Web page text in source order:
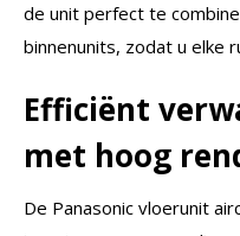
de unit perfect te
binnenunits, zodat u elke
Efficiënt
met hoog
De Panasonic vloerunit